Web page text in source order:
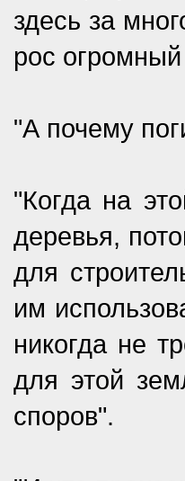
здесь за
рос
"А почему
"Когда на
деревья,
для
им
никогда не
для этой
споров".